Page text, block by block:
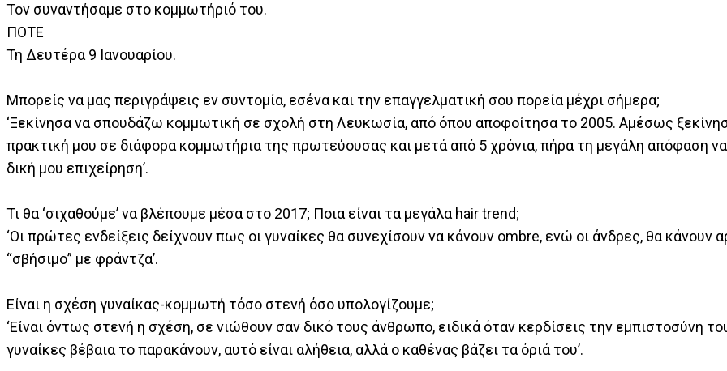
Τον συναντήσαμε στο κομμωτήριό του.
ΠΟΤΕ
Τη Δευτέρα 9 Ιανουαρίου.
Μπορείς να μας περιγράψεις εν συντομία, εσένα και την επαγγελματική σου πορεία μέχρι σήμερα;
‘Ξεκίνησα να σπουδάζω κομμωτική σε σχολή στη Λευκωσία, από όπου αποφοίτησα το 2005. Αμέσως
πρακτική μου σε διάφορα κομμωτήρια της πρωτεύουσας και μετά από 5 χρόνια, πήρα τη μεγάλη απόφαση
δική μου επιχείρηση’.
Τι θα ‘σιχαθούμε’ να βλέπουμε μέσα στο 2017; Ποια είναι τα μεγάλα hair trend;
‘Οι πρώτες ενδείξεις δείχνουν πως οι γυναίκες θα συνεχίσουν να κάνουν ombre, ενώ οι άνδρες, θα κάνουν
“σβήσιμο” με φράντζα’.
Είναι η σχέση γυναίκας-κομμωτή τόσο στενή όσο υπολογίζουμε;
‘Είναι όντως στενή η σχέση, σε νιώθουν σαν δικό τους άνθρωπο, ειδικά όταν κερδίσεις την εμπιστοσύνη
γυναίκες βέβαια το παρακάνουν, αυτό είναι αλήθεια, αλλά ο καθένας βάζει τα όριά του’.